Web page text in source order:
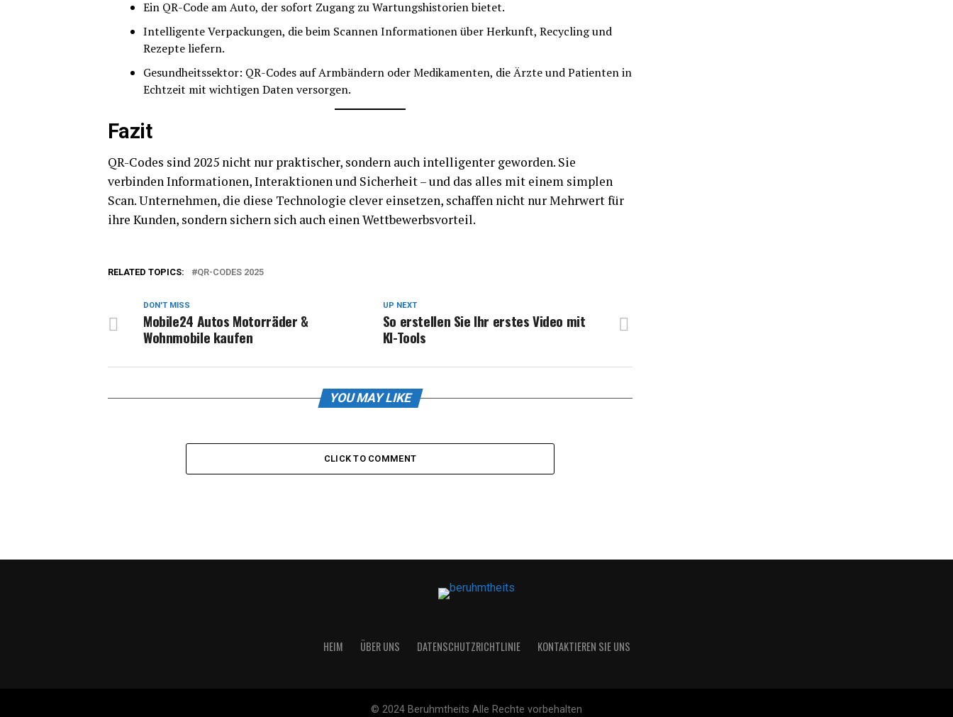
Ein QR-Code am Auto, der sofort Zugang zu Wartungshistorien bietet.
Intelligente Verpackungen, die beim Scannen Informationen über Herkunft, Recycling und
Rezepte liefern.
Gesundheitssektor: QR-Codes auf Armbändern oder Medikamenten, die Ärzte und Patienten in
Echtzeit mit wichtigen Daten versorgen.
Fazit
QR-Codes sind 2025 nicht nur praktischer, sondern auch intelligenter geworden. Sie
verbinden Informationen, Interaktionen und Sicherheit – und das alles mit einem simplen
Scan. Unternehmen, die diese Technologie clever einsetzen, schaffen nicht nur Mehrwert für
ihre Kunden, sondern sichern sich auch einen Wettbewerbsvorteil.
RELATED TOPICS: QR-CODES 2025
UP NEXT
So erstellen Sie Ihr erstes Video mit
KI-Tools
DON'T MISS
Mobile24 Autos Motorräder &
Wohnmobile kaufen
YOU MAY LIKE
CLICK TO COMMENT
HEIM ÜBER UNS DATENSCHUTZRICHTLINIE KONTAKTIEREN SIE UNS
© 2024 Beruhmtheits Alle Rechte vorbehalten